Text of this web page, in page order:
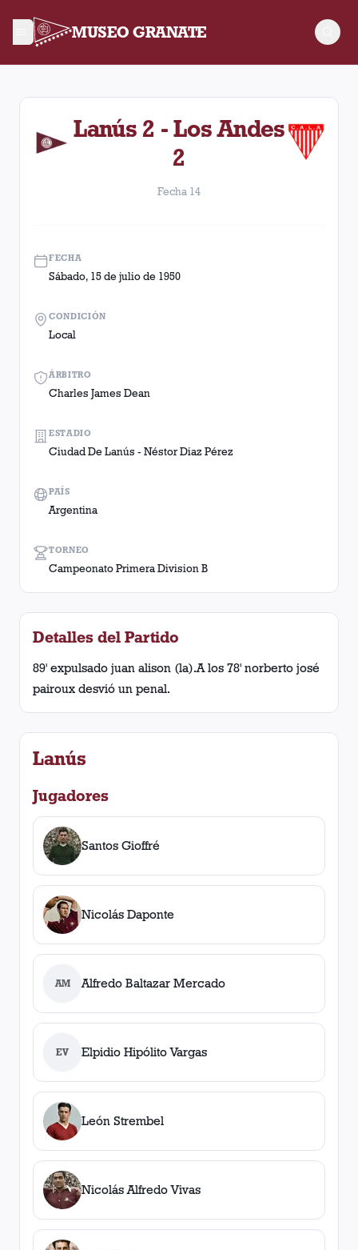
MUSEO GRANATE
Fecha 14. Partido entre Lanús y Los Andes disputado el
Lanús 2 - Los Andes
2
Fecha 14
FECHA
Sábado, 15 de julio de 1950
ÁRBITRO
Charles James Dean
TORNEO
Campeonato Primera Division B
CONDICIÓN
Local
ESTADIO
Ciudad De Lanús - Néstor Diaz Pérez
PAÍS
Argentina
Detalles del Partido
89' expulsado juan alison (la).A los 78' norberto josé
pairoux desvió un penal.
Lanús
Jugadores
Santos Gioffré
Nicolás Daponte
AM Alfredo Baltazar Mercado
EV Elpidio Hipólito Vargas
León Strembel
Nicolás Alfredo Vivas